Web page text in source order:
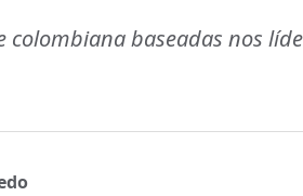
colombiana baseadas nos